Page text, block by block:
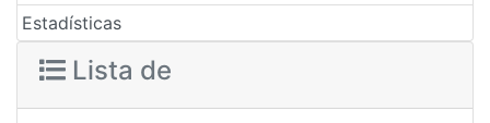
Estadísticas
Lista de